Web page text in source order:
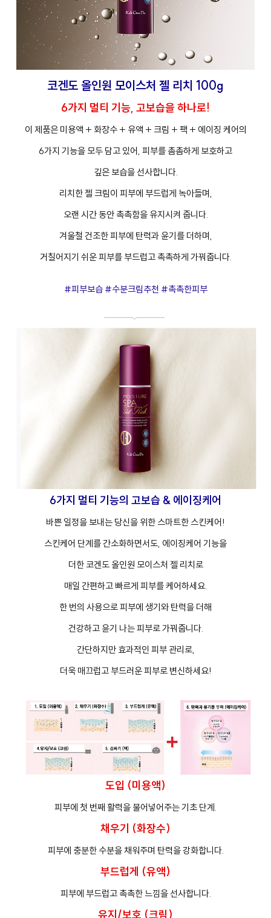
코겐도 올인원 모이스처 젤 리치 100g
6가지 멀티 기능, 고보습을 하나로!
이 제품은 미용액 + 화장수 + 유액 + 크림 + 팩 + 에이징 케어의
6가지 기능을 모두 담고 있어, 피부를 촘촘하게 보호하고
깊은 보습을 선사합니다.
리치한 젤 크림이 피부에 부드럽게 녹아들며,
오랜 시간 동안 촉촉함을 유지시켜 줍니다.
겨울철 건조한 피부에 탄력과 윤기를 더하며,
거칠어지기 쉬운 피부를 부드럽고 촉촉하게 가꿔줍니다.
#피부보습 #수분크림추천 #촉촉한피부
6가지 멀티 기능의 고보습 & 에이징케어
바쁜 일정을 보내는 당신을 위한 스마트한 스킨케어!
스킨케어 단계를 간소화하면서도, 에이징케어 기능을
더한 코겐도 올인원 모이스처 젤 리치로
매일 간편하고 빠르게 피부를 케어하세요.
한 번의 사용으로 피부에 생기와 탄력을 더해
건강하고 윤기 나는 피부로 가꿔줍니다.
간단하지만 효과적인 피부 관리로,
더욱 매끄럽고 부드러운 피부로 변신하세요!
도입 (미용액)
피부에 첫 번째 활력을 불어넣어주는 기초 단계.
채우기 (화장수)
피부에 충분한 수분을 채워주며 탄력을 강화합니다.
부드럽게 (유액)
피부에 부드럽고 촉촉한 느낌을 선사합니다.
유지/보호 (크림)